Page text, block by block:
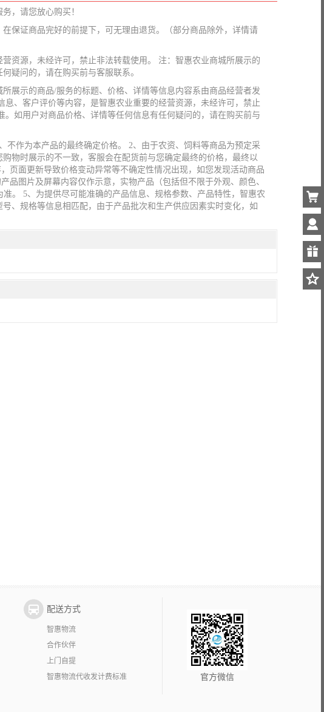
，请您放心购买！
保证商品完好的前提下，可无理由退货。（部分商品除外，详情请
资源，未经许可，禁止非法转载使用。 注：智惠农业商城所展示的
疑问的，请在购买前与客服联系。
展示的商品/服务的标题、价格、详情等信息内容系由商品经营者发
、客户评价等内容，是智惠农业重要的经营资源，未经许可，禁止
如用户对商品价格、详情等任何信息有任何疑问的，请在购买前与
作为本产品的最终确定价格。 2、由于农资、饲料等商品为预定采
物时展示的不一致，客服会在配货前与您确定最终的价格，最终以
页面更新导致价格变动异常等不确定性情况出现，如您发现活动商品
图片及屏幕内容仅作示意，实物产品（包括但不限于外观、颜色、
。 5、为提供尽可能准确的产品信息、规格参数、产品特性，智惠农
、规格等信息相匹配，由于产品批次和生产供应因素实时变化，如
配送方式
智惠物流
合作伙伴
上门自提
智惠物流代收发计费标准
官方微信